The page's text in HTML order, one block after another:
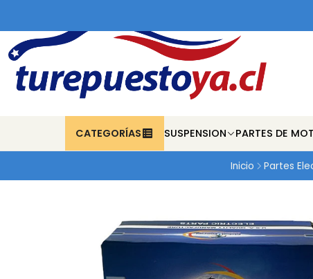
CATEGORÍAS SUSPENSION PARTES DE
Inicio Partes